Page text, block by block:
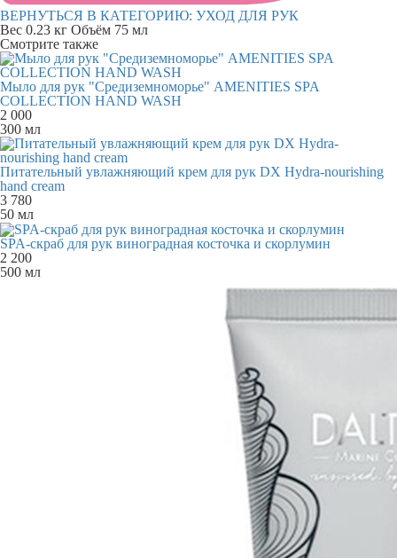
ВЕРНУТЬСЯ В КАТЕГОРИЮ: УХОД ДЛЯ РУК
Вес 0.23 кг Объём 75 мл
Смотрите также
Мыло для рук "Средиземноморье" AMENITIES SPA
COLLECTION HAND WASH
2 000
300 мл
Питательный увлажняющий крем для рук DX Hydra-nourishing
hand cream
3 780
50 мл
SPA-скраб для рук виноградная косточка и скорлумин
2 200
500 мл